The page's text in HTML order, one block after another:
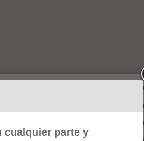
cualquier parte y